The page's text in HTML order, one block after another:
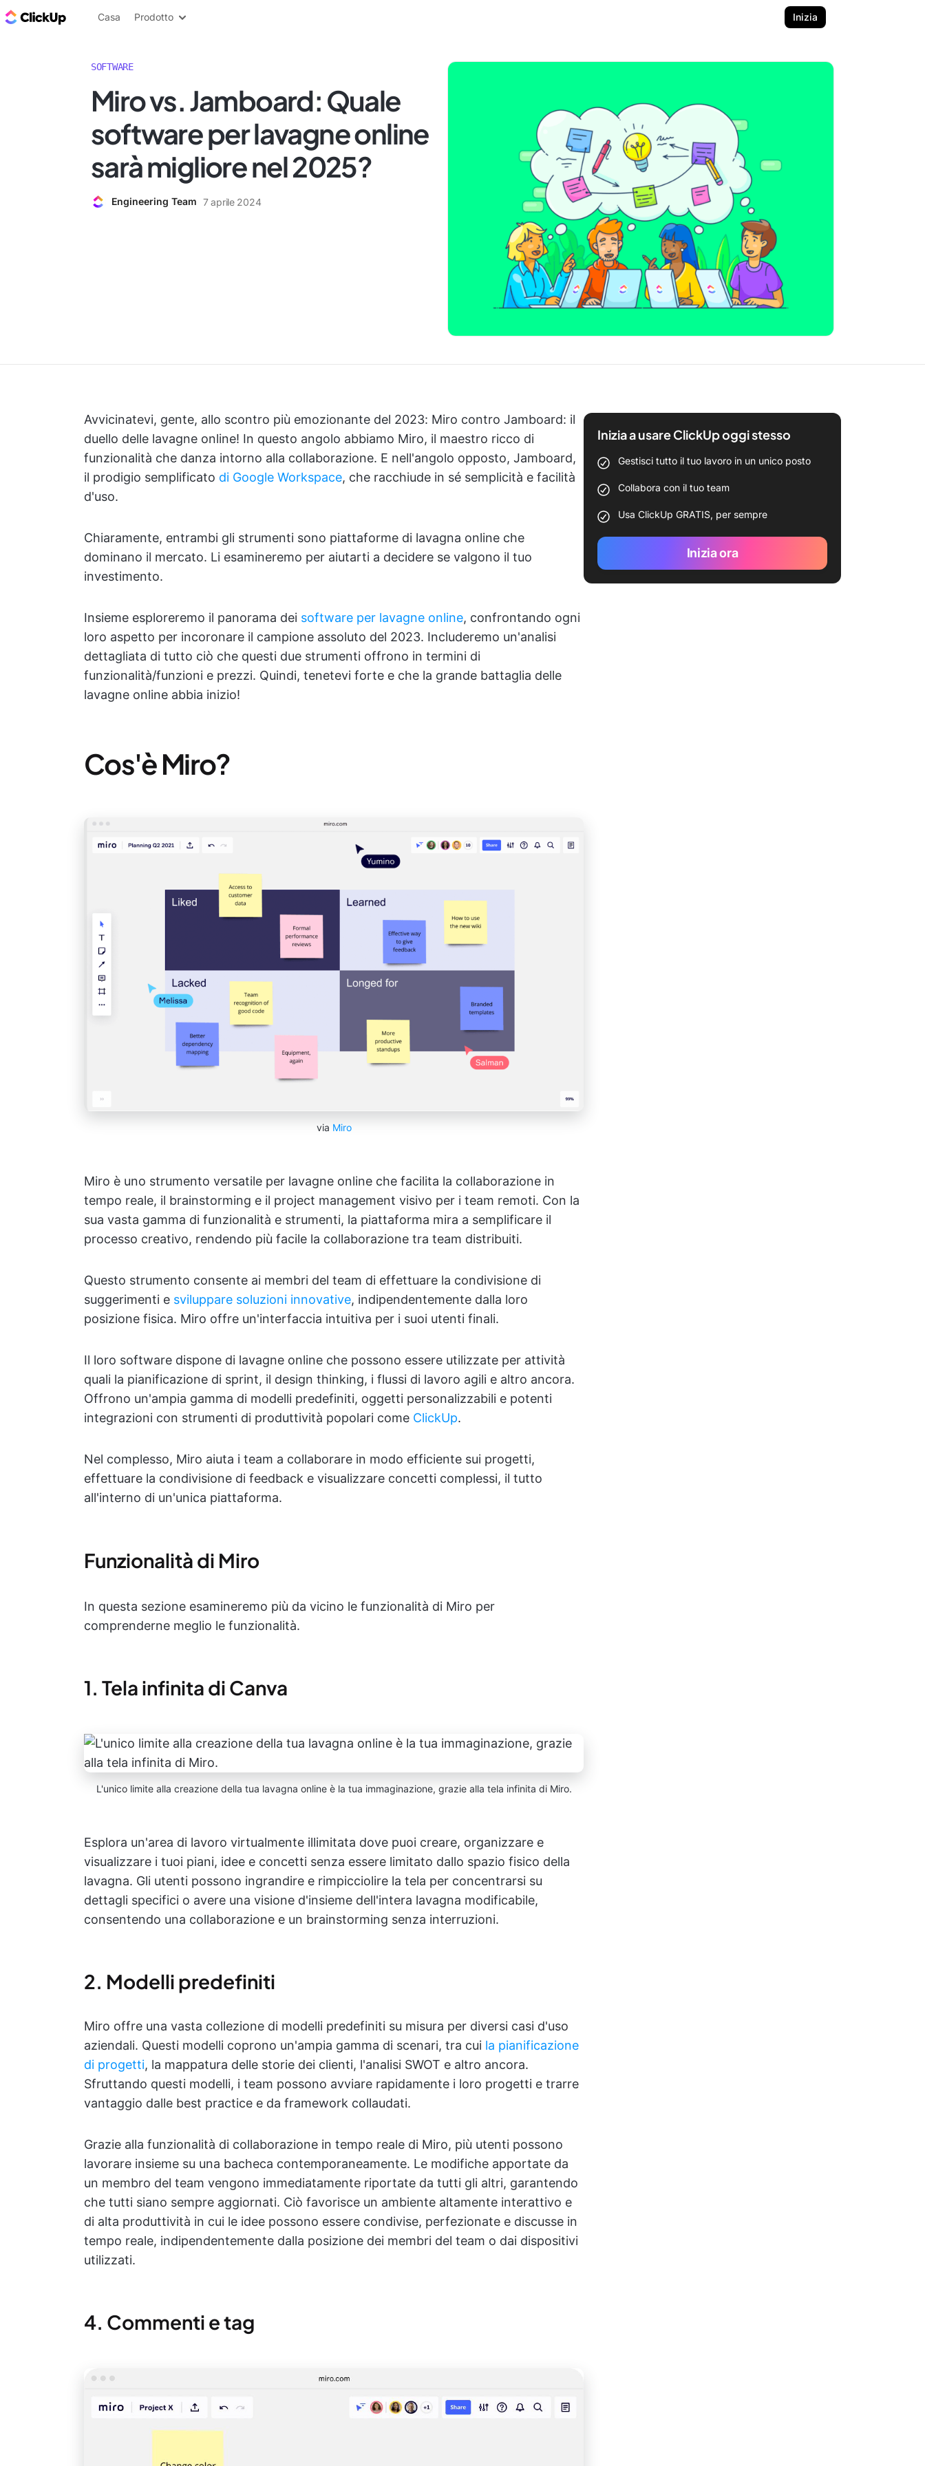
Blog di ClickUp
Casa Prodotto Inizia
SOFTWARE
Miro vs. Jamboard: Quale
software per lavagne online
sarà migliore nel 2025?
Engineering Team 7 aprile 2024
Avvicinatevi, gente, allo scontro più emozionante del 2023: Miro contro Jamboard: il
duello delle lavagne online! In questo angolo abbiamo Miro, il maestro ricco di
funzionalità che danza intorno alla collaborazione. E nell'angolo opposto, Jamboard,
il prodigio semplificato di Google Workspace, che racchiude in sé semplicità e facilità
d'uso.
Chiaramente, entrambi gli strumenti sono piattaforme di lavagna online che
dominano il mercato. Li esamineremo per aiutarti a decidere se valgono il tuo
investimento.
Insieme esploreremo il panorama dei software per lavagne online, confrontando ogni
loro aspetto per incoronare il campione assoluto del 2023. Includeremo un'analisi
dettagliata di tutto ciò che questi due strumenti offrono in termini di
funzionalità/funzioni e prezzi. Quindi, tenetevi forte e che la grande battaglia delle
lavagne online abbia inizio!
Cos'è Miro?
via Miro
Miro è uno strumento versatile per lavagne online che facilita la collaborazione in
tempo reale, il brainstorming e il project management visivo per i team remoti. Con la
sua vasta gamma di funzionalità e strumenti, la piattaforma mira a semplificare il
processo creativo, rendendo più facile la collaborazione tra team distribuiti.
Questo strumento consente ai membri del team di effettuare la condivisione di
suggerimenti e sviluppare soluzioni innovative, indipendentemente dalla loro
posizione fisica. Miro offre un'interfaccia intuitiva per i suoi utenti finali.
Il loro software dispone di lavagne online che possono essere utilizzate per attività
quali la pianificazione di sprint, il design thinking, i flussi di lavoro agili e altro ancora.
Offrono un'ampia gamma di modelli predefiniti, oggetti personalizzabili e potenti
integrazioni con strumenti di produttività popolari come ClickUp.
Nel complesso, Miro aiuta i team a collaborare in modo efficiente sui progetti,
effettuare la condivisione di feedback e visualizzare concetti complessi, il tutto
all'interno di un'unica piattaforma.
Funzionalità di Miro
In questa sezione esamineremo più da vicino le funzionalità di Miro per
comprenderne meglio le funzionalità.
1. Tela infinita di Canva
L'unico limite alla creazione della tua lavagna online è la tua immaginazione, grazie alla tela infinita di Miro.
Esplora un'area di lavoro virtualmente illimitata dove puoi creare, organizzare e
visualizzare i tuoi piani, idee e concetti senza essere limitato dallo spazio fisico della
lavagna. Gli utenti possono ingrandire e rimpicciolire la tela per concentrarsi su
dettagli specifici o avere una visione d'insieme dell'intera lavagna modificabile,
consentendo una collaborazione e un brainstorming senza interruzioni.
2. Modelli predefiniti
Miro offre una vasta collezione di modelli predefiniti su misura per diversi casi d'uso
aziendali. Questi modelli coprono un'ampia gamma di scenari, tra cui la pianificazione
di progetti, la mappatura delle storie dei clienti, l'analisi SWOT e altro ancora.
Sfruttando questi modelli, i team possono avviare rapidamente i loro progetti e trarre
vantaggio dalle best practice e da framework collaudati.
Grazie alla funzionalità di collaborazione in tempo reale di Miro, più utenti possono
lavorare insieme su una bacheca contemporaneamente. Le modifiche apportate da
un membro del team vengono immediatamente riportate da tutti gli altri, garantendo
che tutti siano sempre aggiornati. Ciò favorisce un ambiente altamente interattivo e
di alta produttività in cui le idee possono essere condivise, perfezionate e discusse in
tempo reale, indipendentemente dalla posizione dei membri del team o dai dispositivi
utilizzati.
4. Commenti e tag
Inizia a usare ClickUp oggi stesso
Gestisci tutto il tuo lavoro in un unico posto
Collabora con il tuo team
Usa ClickUp GRATIS, per sempre
Inizia ora